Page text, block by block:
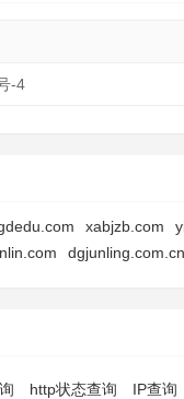
-4
xabjzb.com
dgjunling.com.cn
http状态查询 IP查询